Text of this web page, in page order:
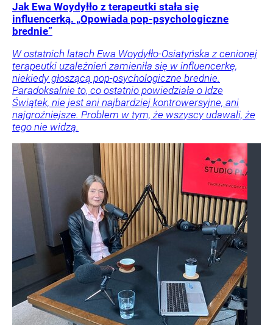
Jak Ewa Woydyłło z terapeutki stała się
influencerką. „Opowiada pop-psychologiczne
brednie”
W ostatnich latach Ewa Woydyłło-Osiatyńska z cenionej
terapeutki uzależnień zamieniła się w influencerkę,
niekiedy głoszącą pop-psychologiczne brednie.
Paradoksalnie to, co ostatnio powiedziała o Idze
Świątek, nie jest ani najbardziej kontrowersyjne, ani
najgroźniejsze. Problem w tym, że wszyscy udawali, że
tego nie widzą.